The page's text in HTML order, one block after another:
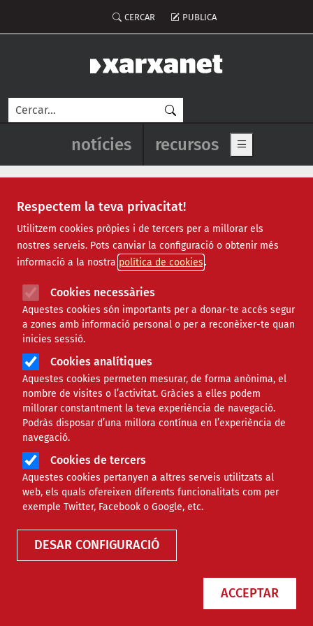
Respectem la teva privacitat!
Utilitzem cookies pròpies i de tercers per a millorar els
nostres serveis. Pots canviar la configuració o obtenir més
informació a la nostra política de cookies
Cookies necessàries
Aquestes cookies són importants per a donar-te accés segur
a zones amb informació personal o per a reconèixer-te quan
inicies sessió.
Cookies analítiques
Aquestes cookies permeten mesurar, de forma anònima, el
nombre de visites o l’activitat. Gràcies a elles podem
millorar constantment la teva experiència de navegació.
Podràs disposar d’una millora contínua en l’experiència de
navegació.
Cookies de tercers
Aquestes cookies pertanyen a altres serveis utilitzats al
web, els quals ofereixen diferents funcionalitats com per
exemple Twitter, Facebook o Google, etc.
DESAR CONFIGURACIÓ
ACCEPTAR
Menú del compte d'usuari
CERCAR PUBLICA
Cerca
Navegació principal de
notícies recursos Show main
associació Trèvol
L’Associació Trèvol, referent per
estendre i consolidar el lleure
inclusiu al Baix Penedès